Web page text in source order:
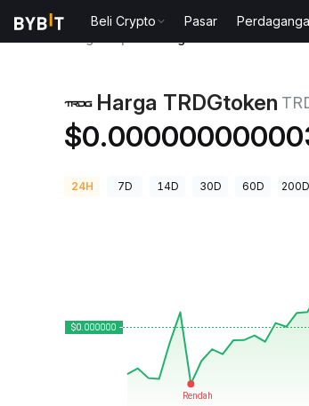
Beli Crypto Pasar
Harga TRDGtoken
24H 7D 14D 30D 60D 200D